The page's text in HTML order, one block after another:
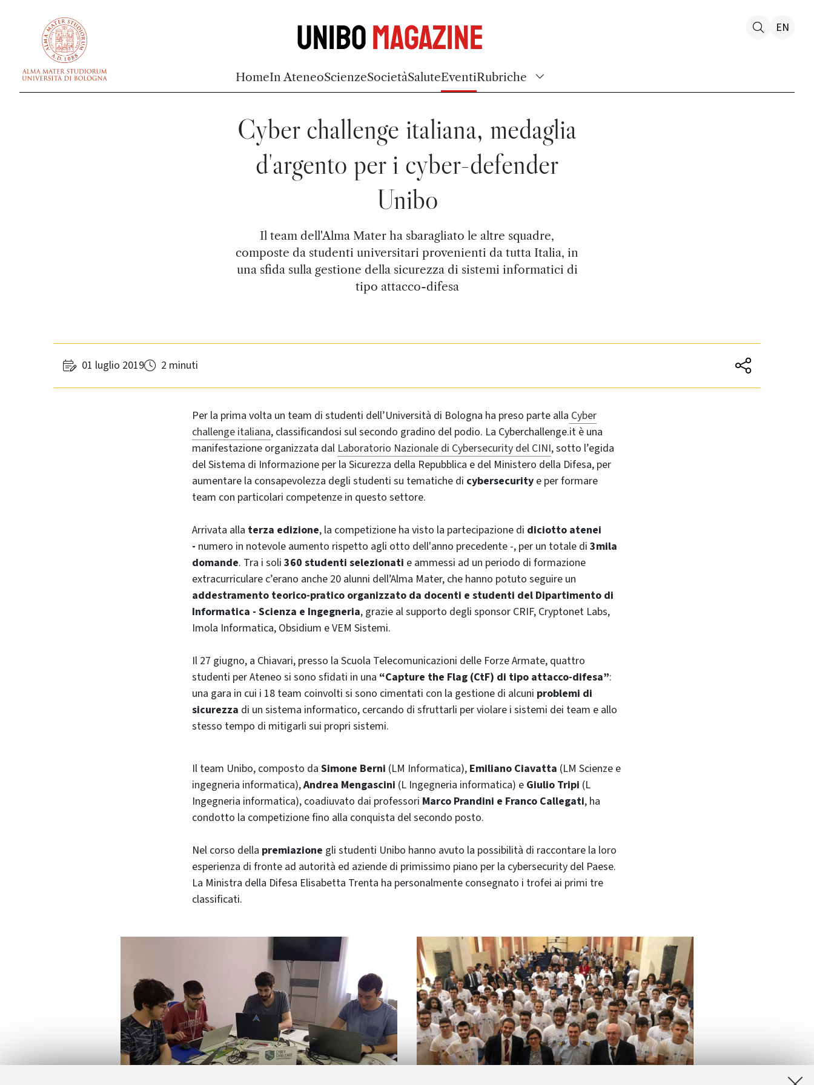
UniboMagazine
HomeIn AteneoScienzeSocietàSaluteEventiRubriche
EN
Cyber challenge italiana, medaglia
d'argento per i cyber-defender
Unibo
Il team dell'Alma Mater ha sbaragliato le altre squadre,
composte da studenti universitari provenienti da tutta Italia, in
una sfida sulla gestione della sicurezza di sistemi informatici di
tipo attacco-difesa
01 luglio 2019 2 minuti
Per la prima volta un team di studenti dell’Università di Bologna ha preso parte alla Cyber
challenge italiana, classificandosi sul secondo gradino del podio. La Cyberchallenge.it è una
manifestazione organizzata dal Laboratorio Nazionale di Cybersecurity del CINI, sotto l’egida
del Sistema di Informazione per la Sicurezza della Repubblica e del Ministero della Difesa, per
aumentare la consapevolezza degli studenti su tematiche di cybersecurity e per formare
team con particolari competenze in questo settore.
Arrivata alla terza edizione, la competizione ha visto la partecipazione di diciotto atenei
- numero in notevole aumento rispetto agli otto dell'anno precedente -, per un totale di 3mila
domande. Tra i soli 360 studenti selezionati e ammessi ad un periodo di formazione
extracurriculare c’erano anche 20 alunni dell’Alma Mater, che hanno potuto seguire un
addestramento teorico-pratico organizzato da docenti e studenti del Dipartimento di
Informatica - Scienza e Ingegneria, grazie al supporto degli sponsor CRIF, Cryptonet Labs,
Imola Informatica, Obsidium e VEM Sistemi.
Il 27 giugno, a Chiavari, presso la Scuola Telecomunicazioni delle Forze Armate, quattro
studenti per Ateneo si sono sfidati in una “Capture the Flag (CtF) di tipo attacco-difesa”:
una gara in cui i 18 team coinvolti si sono cimentati con la gestione di alcuni problemi di
sicurezza di un sistema informatico, cercando di sfruttarli per violare i sistemi dei team e allo
stesso tempo di mitigarli sui propri sistemi.
Il team Unibo, composto da Simone Berni (LM Informatica), Emiliano Ciavatta (LM Scienze e
ingegneria informatica),Andrea Mengascini (L Ingegneria informatica) e Giulio Tripi (L
Ingegneria informatica), coadiuvato dai professori Marco Prandini e Franco Callegati, ha
condotto la competizione fino alla conquista del secondo posto.
Nel corso della premiazione gli studenti Unibo hanno avuto la possibilità di raccontare la loro
esperienza di fronte ad autorità ed aziende di primissimo piano per la cybersecurity del Paese.
La Ministra della Difesa Elisabetta Trenta ha personalmente consegnato i trofei ai primi tre
classificati.